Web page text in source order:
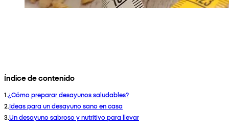
Índice de contenido
1.¿Cómo preparar desayunos saludables?
2.Ideas para un desayuno sano en casa
3.Un desayuno sabroso y nutritivo para llevar